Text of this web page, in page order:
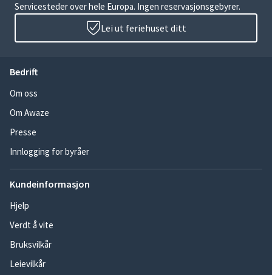
Servicesteder over hele Europa. Ingen reservasjonsgebyrer.
Lei ut feriehuset ditt
Bedrift
Om oss
Om Awaze
Presse
Innlogging for byråer
Kundeinformasjon
Hjelp
Verdt å vite
Bruksvilkår
Leievilkår